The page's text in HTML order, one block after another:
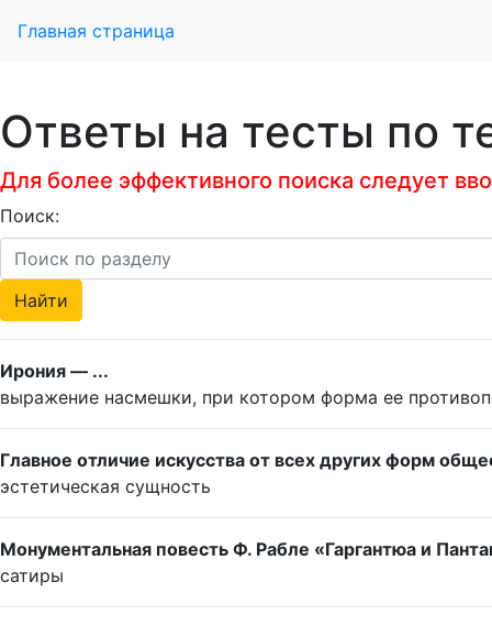
Главная страница
Ответы на тесты по
Для более эффективного поиска следует
Поиск:
Ирония — ...
выражение насмешки, при котором форма ее
Главное отличие искусства от всех других форм
эстетическая сущность
Монументальная повесть Ф. Рабле «Гаргантюа и
сатиры